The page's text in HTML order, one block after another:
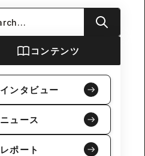
コンテンツ
インタビュー
ニュース
レポート